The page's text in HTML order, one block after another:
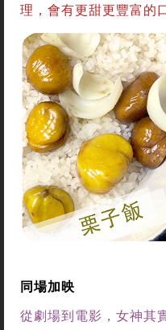
理，會有更甜更豐富的
同場加映
從劇場到電影，女神其